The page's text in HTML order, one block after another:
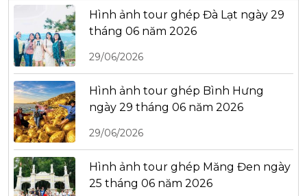
Hình ảnh tour ghép Đà Lạt ngày 29
tháng 06 năm 2026
29/06/2026
Hình ảnh tour ghép Bình Hưng
ngày 29 tháng 06 năm 2026
29/06/2026
Hình ảnh tour ghép Măng Đen ngày
25 tháng 06 năm 2026